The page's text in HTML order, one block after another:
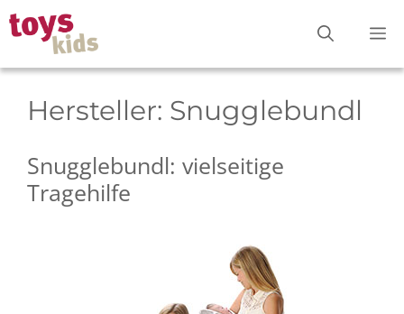
Zum
Inhalt
springen
Hersteller: Snugglebundl
Snugglebundl: vielseitige
Tragehilfe